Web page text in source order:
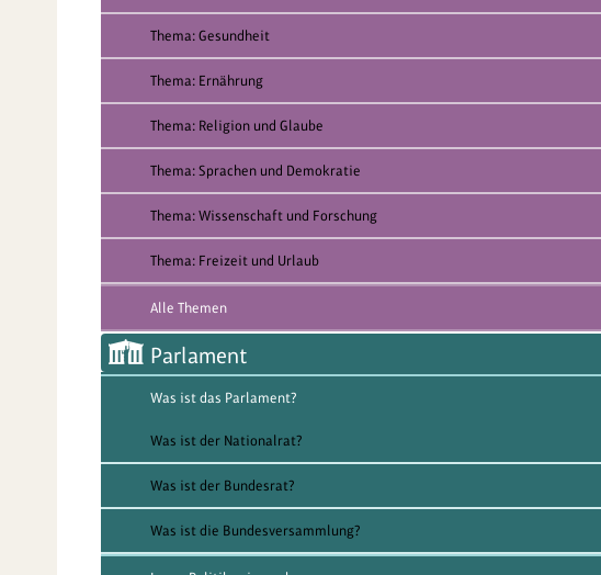
Thema: Gesundheit
Thema: Ernährung
Thema: Religion und Glaube
Thema: Sprachen und Demokratie
Thema: Wissenschaft und Forschung
Thema: Freizeit und Urlaub
Alle Themen
Parlament
Was ist das Parlament?
Was ist der Nationalrat?
Was ist der Bundesrat?
Was ist die Bundesversammlung?